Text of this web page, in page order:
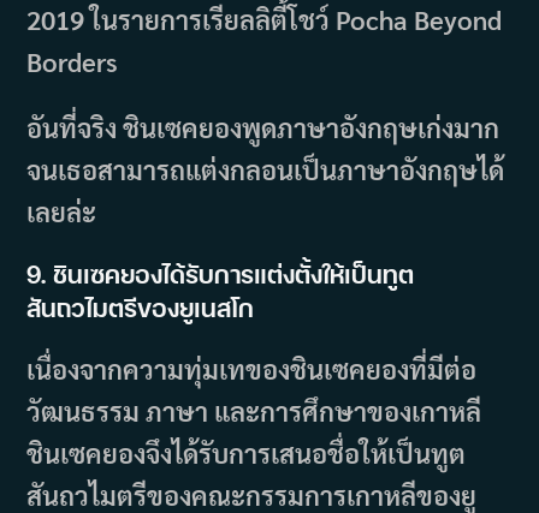
2019 ในรายการเรียลลิตี้โชว์ Pocha Beyond
Borders
อันที่จริง ชินเซคยองพูดภาษาอังกฤษเก่งมาก
จนเธอสามารถแต่งกลอนเป็นภาษาอังกฤษได้
เลยล่ะ
9. ชินเซคยองได้รับการแต่งตั้งให้เป็นทูต
สันถวไมตรีของยูเนสโก
เนื่องจากความทุ่มเทของชินเซคยองที่มีต่อ
วัฒนธรรม ภาษา และการศึกษาของเกาหลี
ชินเซคยองจึงได้รับการเสนอชื่อให้เป็นทูต
สันถวไมตรีของคณะกรรมการเกาหลีของยู